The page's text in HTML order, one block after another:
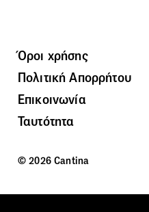
Όροι χρήσης
Πολιτική Απορρήτου
Επικοινωνία
Ταυτότητα
© 2026 Cantina